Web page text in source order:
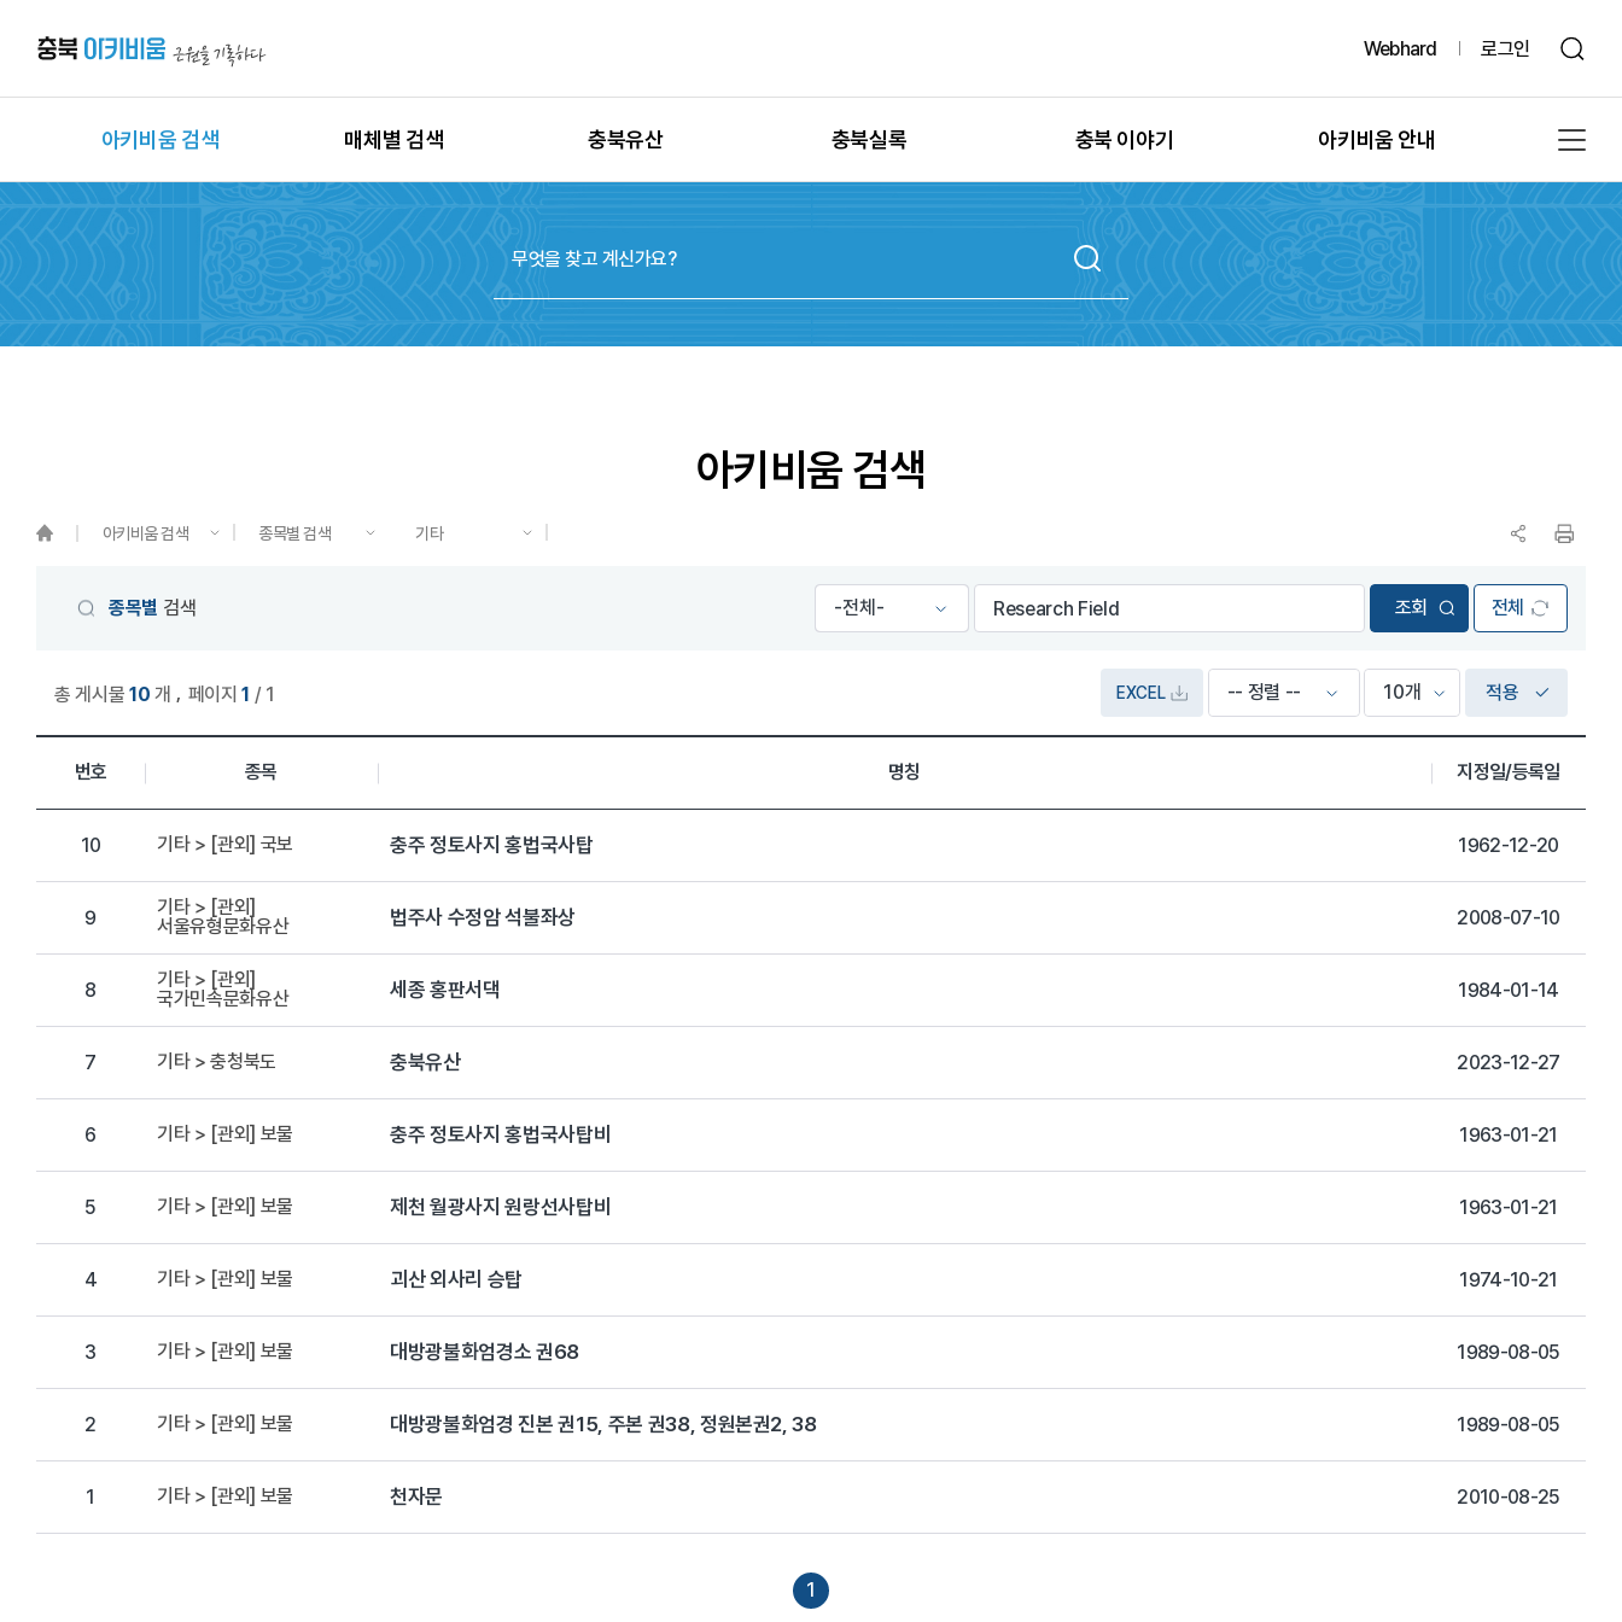
Webhard 로그인
아키비움 검색
상세검색
지역별 검색
시대별 검색
매체별 검색
이미지
동영상
음원
충북유산
유산별 보수정비
충북실록 충북 이야기
그때, 그 시절의 충북
또 다른 기록, 발굴
문화유산의 과거여행
아키비움 안내
공지사항
아키비움 소개
이용방법
아키비움 검색
아키비움 검색 종목별 검색 기타
종목별 검색 전체
총 게시물10 개 페이지1 / 1 EXCEL 적용
상세정보 관리목록
번호 종목 명칭 지정일/등록일
10 기타 > [관외] 국보 충주 정토사지 홍법국사탑 1962-12-20
9
기타 > [관외]
서울유형문화유산
법주사 수정암 석불좌상 2008-07-10
8
기타 > [관외]
국가민속문화유산
세종 홍판서댁 1984-01-14
7 기타 > 충청북도 충북유산 2023-12-27
6 기타 > [관외] 보물 충주 정토사지 홍법국사탑비 1963-01-21
5 기타 > [관외] 보물 제천 월광사지 원랑선사탑비 1963-01-21
4 기타 > [관외] 보물 괴산 외사리 승탑 1974-10-21
3 기타 > [관외] 보물 대방광불화엄경소 권68 1989-08-05
2 기타 > [관외] 보물 대방광불화엄경 진본 권15, 주본 권38, 정원본권2, 38 1989-08-05
1 기타 > [관외] 보물 천자문 2010-08-25
1